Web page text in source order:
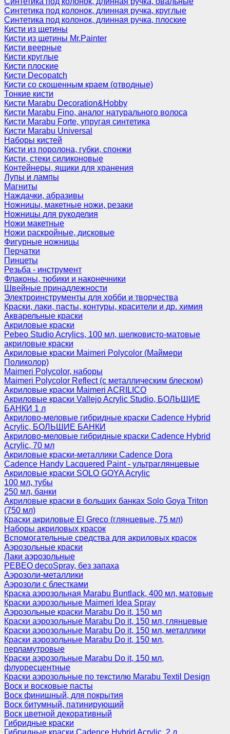
Синтетика под колонок, длинная ручка, круглые
Синтетика под колонок, длинная ручка, плоские
Кисти из щетины
Кисти из щетины Mr.Painter
Кисти веерные
Кисти круглые
Кисти плоские
Кисти Decopatch
Кисти со скошенным краем (отводные)
Тонкие кисти
Кисти Marabu Decoration&Hobby
Кисти Marabu Fino, аналог натурального волоса
Кисти Marabu Forte, упругая синтетика
Кисти Marabu Universal
Наборы кистей
Кисти из поролона, губки, спонжи
Кисти, стеки силиконовые
Контейнеры, ящики для хранения
Лупы и лампы
Магниты
Наждачки, абразивы
Ножницы, макетные ножи, резаки
Ножницы для рукоделия
Ножи макетные
Ножи раскройные, дисковые
Фигурные ножницы
Перчатки
Пинцеты
Резьба - инструмент
Флаконы, тюбики и наконечники
Швейные принадлежности
Электроинструменты для хобби и творчества
Краски, лаки, пасты, контуры, красители и др. химия
Акварельные краски
Акриловые краски
Pebeo Studio Acrylics, 100 мл, шелковисто-матовые
акриловые краски
Акриловые краски Maimeri Polycolor (Маймери
Поликолор)
Maimeri Polycolor, наборы
Maimeri Polycolor Reflect (с металлическим блеском)
Акриловые краски Maimeri ACRILICO
Акриловые краски Vallejo Acrylic Studio, БОЛЬШИЕ
БАНКИ 1 л
Акрилово-меловые гибридные краски Cadence Hybrid
Acrylic, БОЛЬШИЕ БАНКИ
Акрилово-меловые гибридные краски Cadence Hybrid
Acrylic, 70 мл
Акриловые краски-металлики Cadence Dora
Cadence Handy Lacquered Paint - ультраглянцевые
Акриловые краски SOLO GOYA Acrylic
100 мл, тубы
250 мл, банки
Акриловые краски в больших банках Solo Goya Triton
(750 мл)
Краски акриловые El Greco (глянцевые, 75 мл)
Наборы акриловых красок
Вспомогательные средства для акриловых красок
Аэрозольные краски
Лаки аэрозольные
PEBEO decoSpray, без запаха
Аэрозоли-металлики
Аэрозоли с блестками
Краска аэрозольная Marabu Buntlack, 400 мл, матовые
Краски аэрозольные Maimeri Idea Spray
Аэрозольные краски Marabu Do it, 150 мл
Краски аэрозольные Marabu Do it, 150 мл, глянцевые
Краски аэрозольные Marabu Do it, 150 мл, металлики
Краски аэрозольные Marabu Do it, 150 мл,
перламутровые
Краски аэрозольные Marabu Do it, 150 мл,
флуоресцентные
Краски аэрозольные по текстилю Marabu Textil Design
Воск и восковые пасты
Воск финишный, для покрытия
Воск битумный, патинирующий
Воск цветной декоративный
Гибридные краски
Гибридные краски Cadence Hybrid Acrylic, 2 л